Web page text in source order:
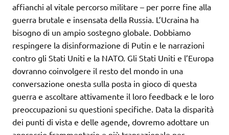
affianchi al vitale percorso militare – per porre fine alla
guerra brutale e insensata della Russia. L’Ucraina ha
bisogno di un ampio sostegno globale. Dobbiamo
respingere la disinformazione di Putin e le narrazioni
contro gli Stati Uniti e la NATO. Gli Stati Uniti e l’Europa
dovranno coinvolgere il resto del mondo in una
conversazione onesta sulla posta in gioco di questa
guerra e ascoltare attivamente il loro feedback e le loro
preoccupazioni su questioni specifiche. Data la disparità
dei punti di vista e delle agende, dovremo adottare un